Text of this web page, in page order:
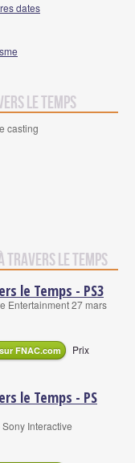
dates
le Temps
casting
travers le Temps
le Temps - PS3
Entertainment 27 mars
FNAC.com
Prix
le Temps - PS
Interactive